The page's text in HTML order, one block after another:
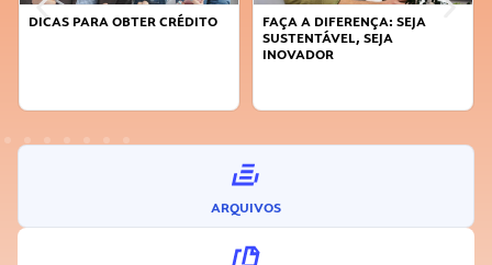
DICAS PARA OBTER CRÉDITO
FAÇA A DIFERENÇA: SEJA
SUSTENTÁVEL, SEJA
INOVADOR
ARQUIVOS